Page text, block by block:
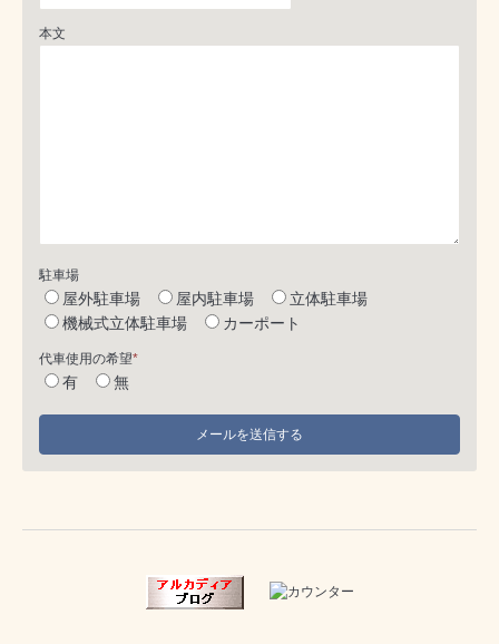
本文
駐車場
屋外駐車場 屋内駐車場
立体駐車場
機械式立体駐車場
カーポート
代車使用の希望*
有 無